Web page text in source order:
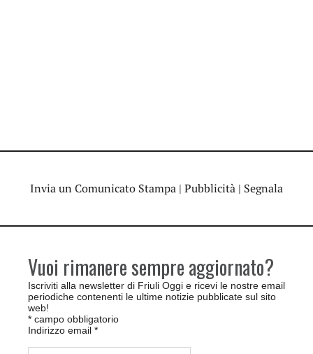
Invia un Comunicato Stampa | Pubblicità | Segnala
Vuoi rimanere sempre aggiornato?
Iscriviti alla newsletter di Friuli Oggi e ricevi le nostre email
periodiche contenenti le ultime notizie pubblicate sul sito
web!
* campo obbligatorio
Indirizzo email *